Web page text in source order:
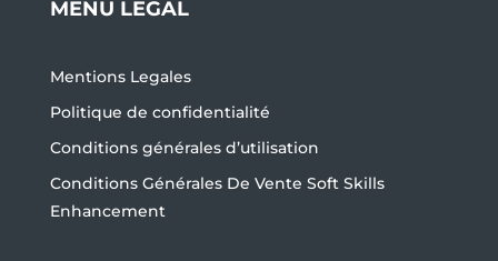
MENU LEGAL
Mentions Legales
Politique de confidentialité
Conditions générales d’utilisation
Conditions Générales De Vente Soft Skills
Enhancement